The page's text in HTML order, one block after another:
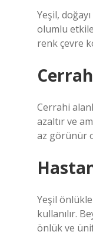
Yeşil,
olumlu
renk çevre
Cerrahi
azaltır ve
az görünür
Yeşil
kullanılır.
önlük ve